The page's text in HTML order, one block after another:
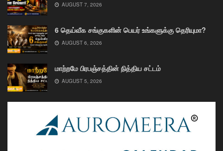
AUGUST 7, 2026
6 தெய்வீக சங்குகளின் பெயர் உங்களுக்கு தெரியுமா?
AUGUST 6, 2026
மாற்றமே பிரபஞ்சத்தின் நித்திய சட்டம்
AUGUST 5, 2026